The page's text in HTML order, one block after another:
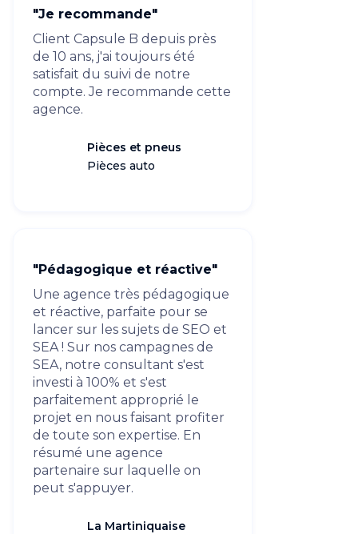
"Je recommande"
Client Capsule B depuis près
de 10 ans, j'ai toujours été
satisfait du suivi de notre
compte. Je recommande cette
agence.
Pièces et pneus
Pièces auto
"Pédagogique et réactive"
Une agence très pédagogique
et réactive, parfaite pour se
lancer sur les sujets de SEO et
SEA ! Sur nos campagnes de
SEA, notre consultant s'est
investi à 100% et s'est
parfaitement approprié le
projet en nous faisant profiter
de toute son expertise. En
résumé une agence
partenaire sur laquelle on
peut s'appuyer.
La Martiniquaise